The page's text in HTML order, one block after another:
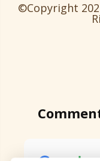
©Copyright